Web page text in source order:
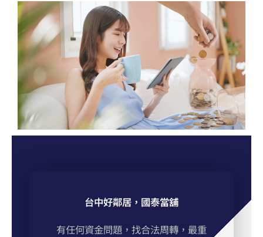
台中好鄰居，國泰當舖
有任何資金問題，找合法周轉，最重